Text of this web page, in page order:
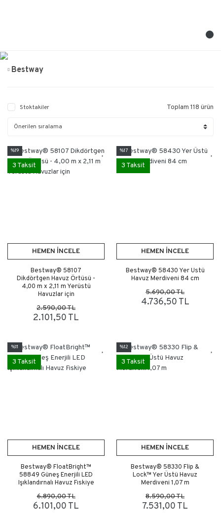
Bestway
Stoktakiler Toplam 118 ürün
%19
3 Taksit
HEMEN İNCELE
Bestway® 58107
Dikdörtgen Havuz Örtüsü -
4,00 m x 2,11 m Yerüstü
Havuzlar için
2.590,00 TL
2.101,50 TL
%17
3 Taksit
HEMEN İNCELE
Bestway® 58430 Yer Üstü
Havuz Merdiveni 84 cm
5.690,00 TL
4.736,50 TL
%11
3 Taksit
HEMEN İNCELE
Bestway® FloatBright™
58849 Güneş Enerjili LED
Işıklandırnalı Havuz Fıskiye
6.890,00 TL
6.101,00 TL
%12
3 Taksit
HEMEN İNCELE
Bestway® 58330 Flip &
Lock™ Yer Üstü Havuz
Merdiveni 1,07 m
8.590,00 TL
7.531,00 TL